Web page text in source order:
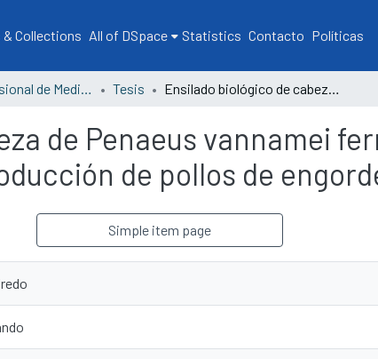
Collections All of DSpace Statistics Contacto Políticas
Escuela Profesional de Medicina Veterinaria y Zootecnia Tesis Ensilado biológico de cabeza de Penaeus vannamei fermentado con bacterias nativas en la producción de pollos de engorde, Tumbes 2022
de Penaeus vannamei
de pollos de
Simple item page